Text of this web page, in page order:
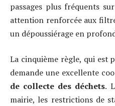
passages plus fréquents
attention renforcée aux
un dépoussiérage en
La cinquième règle, qui est
demande une excellente
de collecte des déchets.
mairie, les restrictions de